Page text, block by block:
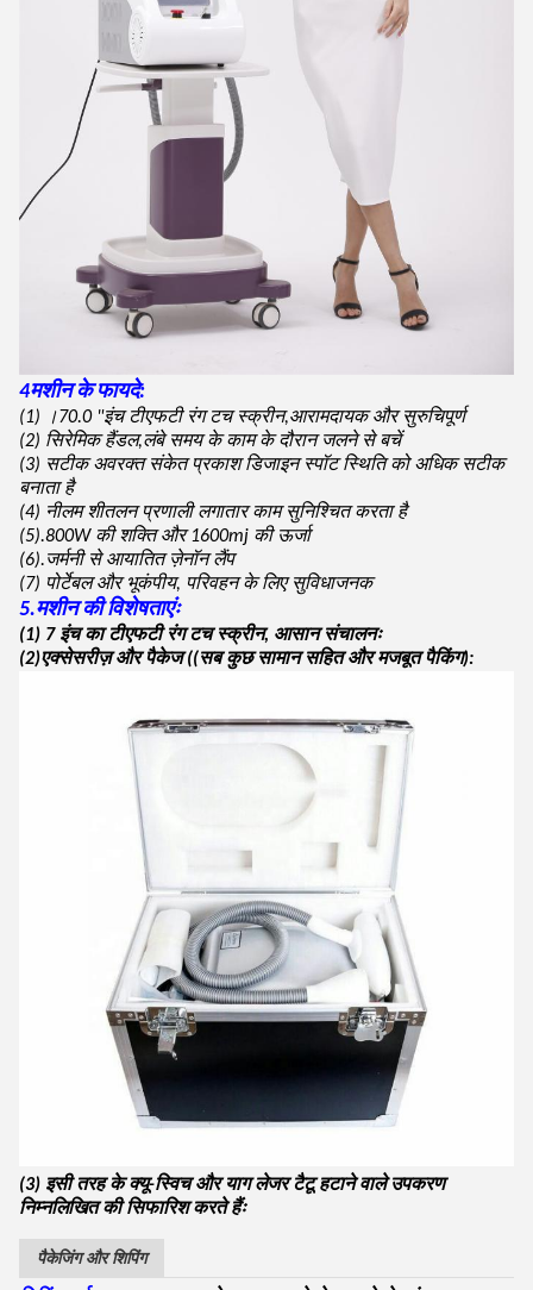
4मशीन के फायदे:
(1) ।70.0 "इंच टीएफटी रंग टच स्क्रीन,आरामदायक और सुरुचिपूर्ण
(2) सिरेमिक हैंडल,लंबे समय के काम के दौरान जलने से बचें
(3) सटीक अवरक्त संकेत प्रकाश डिजाइन स्पॉट स्थिति को अधिक सटीक
बनाता है
(4) नीलम शीतलन प्रणाली लगातार काम सुनिश्चित करता है
(5).800W की शक्ति और 1600mj की ऊर्जा
(6).जर्मनी से आयातित ज़ेनॉन लैंप
(7) पोर्टेबल और भूकंपीय, परिवहन के लिए सुविधाजनक
5.मशीन की विशेषताएंः
(1) 7 इंच का टीएफटी रंग टच स्क्रीन, आसान संचालनः
(2)एक्सेसरीज़ और पैकेज ((सब कुछ सामान सहित और मजबूत पैकिंग):
(3) इसी तरह के क्यू-स्विच और याग लेजर टैटू हटाने वाले उपकरण
निम्नलिखित की सिफारिश करते हैंः
पैकेजिंग और शिपिंग